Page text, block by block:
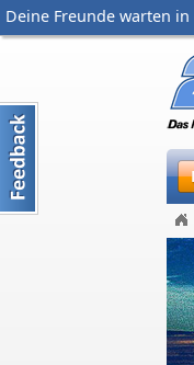
Deine Freunde warten